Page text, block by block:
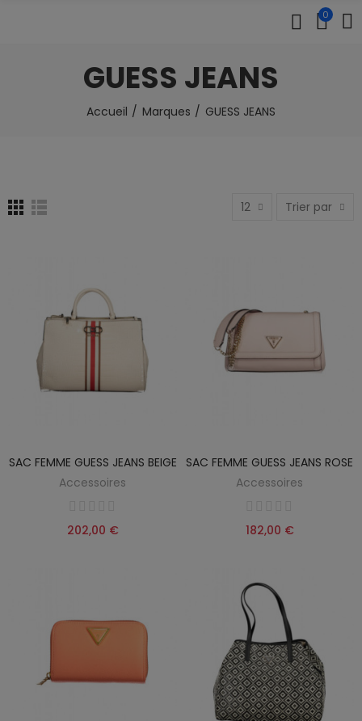
0
GUESS JEANS
Accueil Marques GUESS JEANS
12 Trier par
SAC FEMME GUESS JEANS BEIGE
Accessoires
202,00 €
SAC FEMME GUESS JEANS ROSE
Accessoires
182,00 €